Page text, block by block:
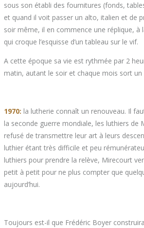
sous son établi des fournitures (fonds,
et quand il voit passer un alto, italien et de
soir même, il en commence une réplique, à
qui croque l’esquisse d’un tableau sur le vif.
A cette époque sa vie est rythmée par 2
matin, autant le soir et chaque mois sort un
1970: la lutherie connaît un renouveau. Il
la seconde guerre mondiale, les luthiers de
refusé de transmettre leur art à leurs
luthier étant très difficile et peu
luthiers pour prendre la relève, Mirecourt
petit à petit pour ne plus compter que
aujourd’hui.
Toujours est-il que Frédéric Boyer